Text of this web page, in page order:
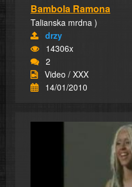
Bambola Ramona
Talianska mrdna )
drzy
14306x
2
Video / XXX
14/01/2010